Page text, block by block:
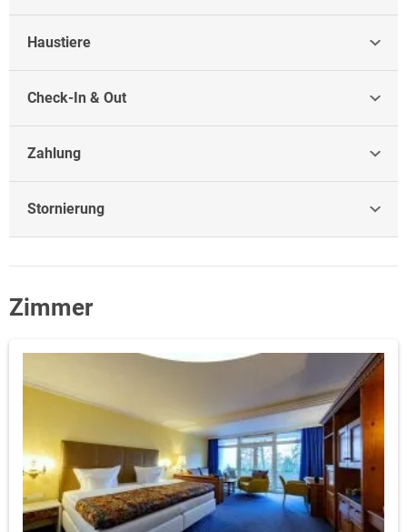
Haustiere
Check-In & Out
Zahlung
Stornierung
Zimmer